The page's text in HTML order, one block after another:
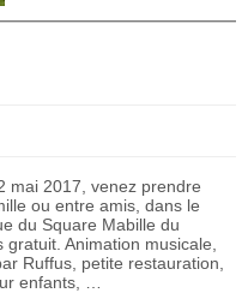
mai 2017, venez prendre
ou entre amis, dans le
du Square Mabille du
gratuit. Animation musicale,
Ruffus, petite restauration,
enfants, …